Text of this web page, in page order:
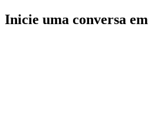
Inicie uma conversa em